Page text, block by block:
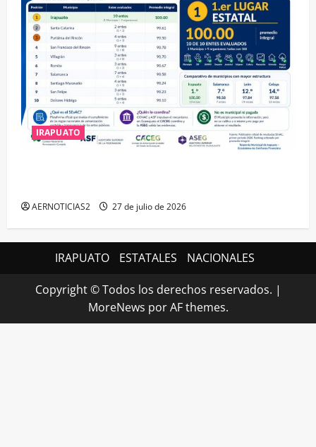
IRAPUATO
AERNOTICIAS2 27 de julio de 2026
IRAPUATO ESTATALES NACIONALES
Copyright © Todos los derechos reservados. |
MoreNews por AF themes.